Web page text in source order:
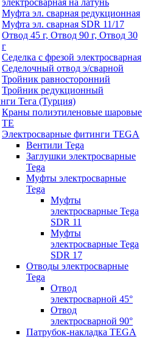
электросварная на латунь
Муфта эл. cварная редукционная
Муфта эл. сварная SDR 11/17
Отвод 45 г, Отвод 90 г, Отвод 30
г
Седелка с фрезой электросварная
Седелочный отвод э/сварной
Тройник равносторонний
Тройник редукционный
Тега (Турция)
Краны полиэтиленовые шаровые
TE
Электросварные фитинги TEGA
Вентили Tega
Заглушки электросварные
Tega
Муфты электросварные
Tega
Муфты
электросварные Tega
SDR 11
Муфты
электросварные Tega
SDR 17
Отводы электросварные
Tega
Отвод
электросварной 45°
Отвод
электросварной 90°
Патрубок-накладка TEGA